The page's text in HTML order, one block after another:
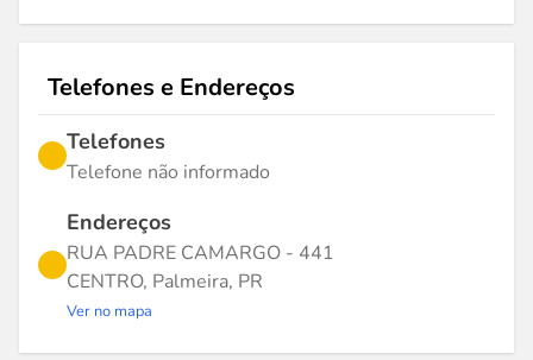
Telefones e Endereços
Telefones
Telefone não informado
Endereços
RUA PADRE CAMARGO - 441
CENTRO, Palmeira, PR
Ver no mapa